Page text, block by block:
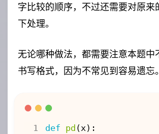
字比较的顺序，不过还需要对原来
下处理。
无论哪种做法，都需要注意本题中
书写格式，因为不常见到容易遗忘。
def pd (x ):